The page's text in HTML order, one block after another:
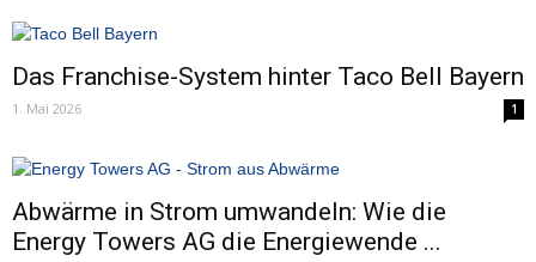
Das Franchise-System hinter Taco Bell Bayern
1. Mai 2026 1
Abwärme in Strom umwandeln: Wie die
Energy Towers AG die Energiewende ...